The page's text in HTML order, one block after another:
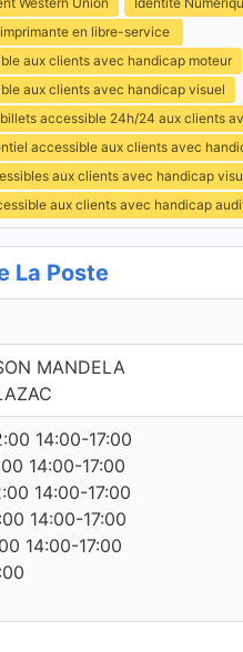
en libre-service
aux clients avec handicap moteur
aux clients avec handicap visuel
accessible 24h/24 aux clients
accessible aux clients avec
aux clients avec handicap
aux clients avec handicap
La Poste
MANDELA
14:00-17:00
14:00-17:00
14:00-17:00
14:00-17:00
14:00-17:00